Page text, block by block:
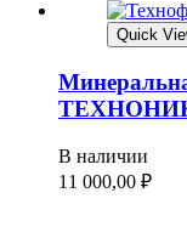
Quick
В наличии
11 000,00 ₽